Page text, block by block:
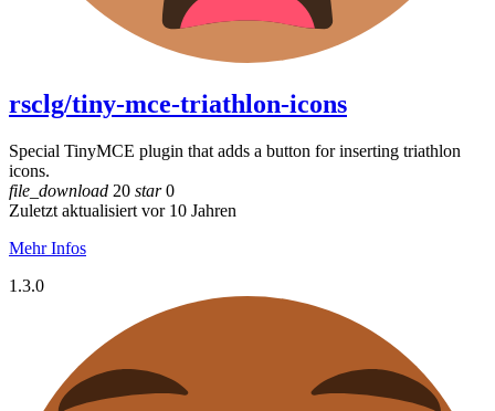
rsclg/tiny-mce-triathlon-icons
Special TinyMCE plugin that adds a button for inserting triathlon
icons.
file_download 20 star0
Zuletzt aktualisiert vor 10 Jahren
Mehr Infos
1.3.0